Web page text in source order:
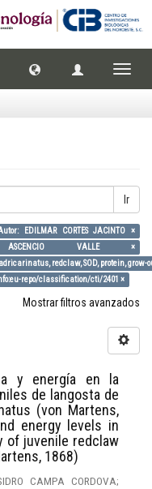
Ir
EDILMAR CORTES JACINTO ×
VALLE ×
redclaw, SOD, protein, grow-
repo/classification/cti/2401 ×
Mostrar filtros avanzados
y energía en la
de langosta de
(von Martens,
energy levels in
of juvenile redclaw
1868)
CAMPA CORDOVA;